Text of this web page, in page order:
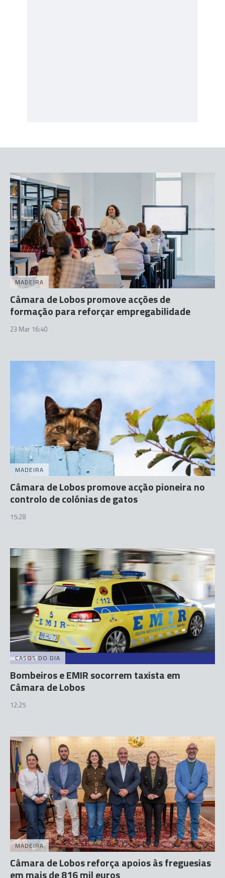
MADEIRA
Câmara de Lobos promove acções de
formação para reforçar empregabilidade
23 Mar 16:40
MADEIRA
Câmara de Lobos promove acção pioneira no
controlo de colónias de gatos
15:28
CASOS DO DIA
Bombeiros e EMIR socorrem taxista em
Câmara de Lobos
12:25
MADEIRA
Câmara de Lobos reforça apoios às freguesias
em mais de 816 mil euros